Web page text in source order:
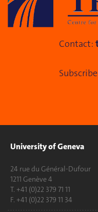
Contact:
University of Geneva
24 rue du Général-Dufour
1211 Genève 4
T. +41 (0)22 379 71 11
F. +41 (0)22 379 11 34